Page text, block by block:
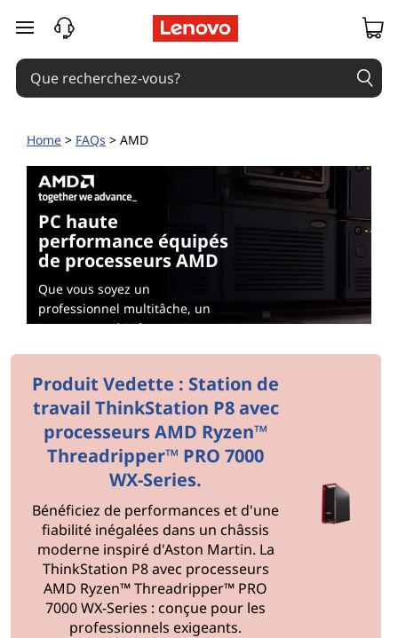
passer au contenu principal
Home > FAQs > AMD
PC haute
performance équipés
de processeurs AMD
Que vous soyez un
professionnel multitâche, un
joueur compétitif, un artiste
meilleur, les processeurs AMD
ont beaucoup à offrir.
Produit Vedette : Station de
travail ThinkStation P8 avec
processeurs AMD Ryzen™
Threadripper™ PRO 7000
WX-Series.
Bénéficiez de performances et d'une
fiabilité inégalées dans un châssis
moderne inspiré d'Aston Martin. La
ThinkStation P8 avec processeurs
AMD Ryzen™ Threadripper™ PRO
7000 WX-Series : conçue pour les
professionnels exigeants.